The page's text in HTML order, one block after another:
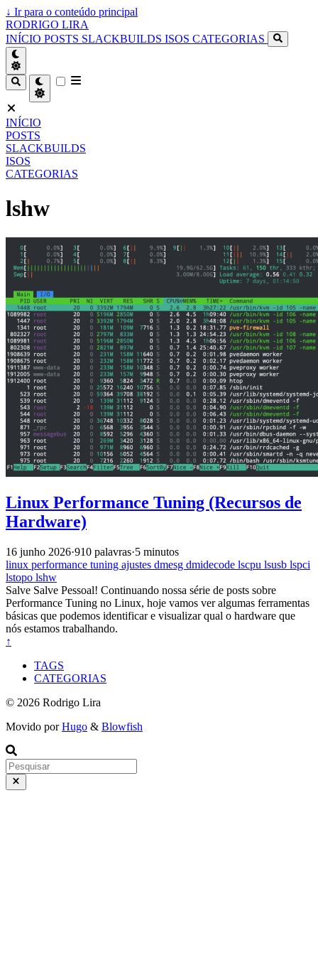
↓ Ir para o conteúdo principal
RODRIGO LIRA
INÍCIO POSTS SLACKBUILDS ISOS CATEGORIAS
INÍCIO
POSTS
SLACKBUILDS
ISOS
CATEGORIAS
lshw
Linux Performance Tuning (Recursos de
Hardware)
16 junho 2026·910 palavras·5 minutos
linux performance tuning ajustes dmesg dmidecode lscpu lsusb lspci
lstopo lshw
Salve Salve Pessoal! Continuando nossa série de posts sobre
Performance Tuning no Linux, hoje vamos ver algumas ferramentas
básicas que podemos identificar e visualizar qual o hardware que
nós estamos trabalhando.
↑
TAGS
CATEGORIAS
© 2026 Rodrigo Lira
Movido porHugo & Blowfish